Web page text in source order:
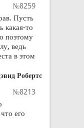
№8259
Пусть
какая-то
поэтому
ведь
в этом
Робертс
№8213
его